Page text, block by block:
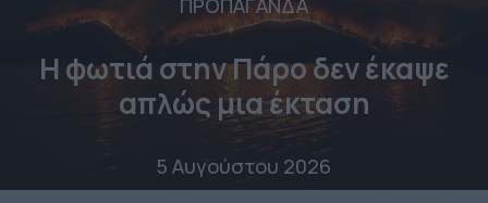
ΠΡΟΠΑΓΑΝΔΑ
Η φωτιά στην Πάρο δεν έκαψε
απλώς μια έκταση
5 Αυγούστου 2026